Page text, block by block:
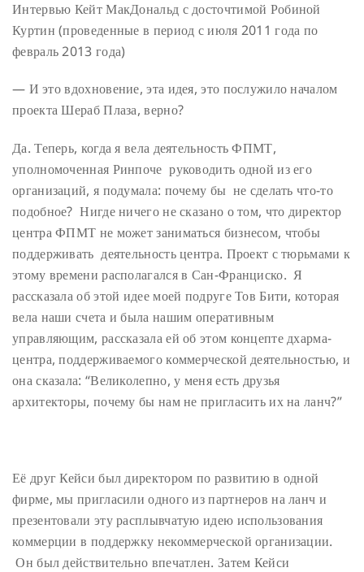
Интервью Кейт МакДональд с досточтимой Робиной
Куртин (проведенные в период с июля 2011 года по
февраль 2013 года)
— И это вдохновение, эта идея, это послужило началом
проекта Шераб Плаза, верно?
Да. Теперь, когда я вела деятельность ФПМТ,
уполномоченная Ринпоче руководить одной из его
организаций, я подумала: почему бы не сделать что-то
подобное? Нигде ничего не сказано о том, что директор
центра ФПМТ не может заниматься бизнесом, чтобы
поддерживать деятельность центра. Проект с тюрьмами к
этому времени располагался в Сан-Франциско. Я
рассказала об этой идее моей подруге Тов Бити, которая
вела наши счета и была нашим оперативным
управляющим, рассказала ей об этом концепте дхарма-
центра, поддерживаемого коммерческой деятельностью, и
она сказала: “Великолепно, у меня есть друзья
архитекторы, почему бы нам не пригласить их на ланч?”
Её друг Кейси был директором по развитию в одной
фирме, мы пригласили одного из партнеров на ланч и
презентовали эту расплывчатую идею использования
коммерции в поддержку некоммерческой организации.
Он был действительно впечатлен. Затем Кейси